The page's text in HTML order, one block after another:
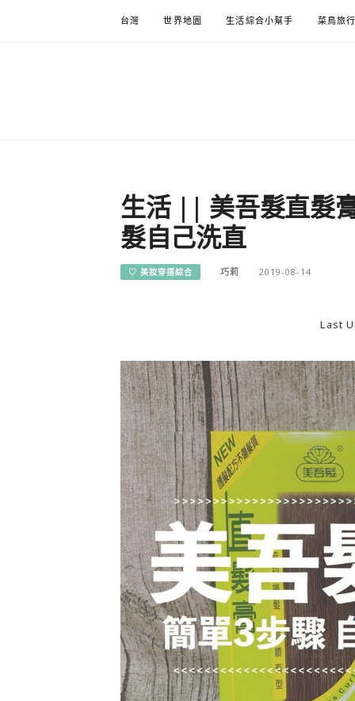
台灣 世界地圖 生活綜合小幫手 菜鳥旅
生活 || 美吾髮直髮
髮自己洗直
♡ 美妝穿搭綜合 巧莉 2019-08-14
Last